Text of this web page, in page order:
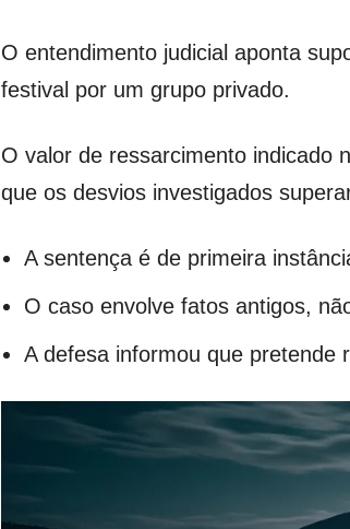
O entendimento judicial aponta
festival por um grupo privado.
O valor de ressarcimento indicado
que os desvios investigados
A sentença é de primeira
O caso envolve fatos antigos,
A defesa informou que pretende